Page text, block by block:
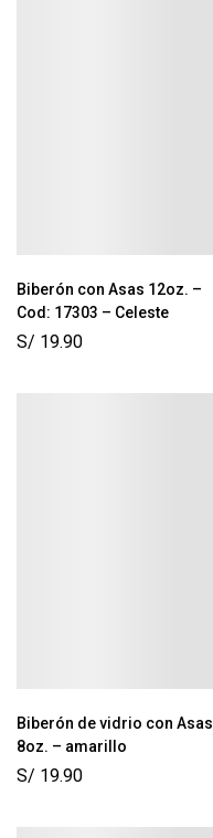
Biberón con Asas 12oz. –
Cod: 17303 – Celeste
S/ 19.90
Biberón de vidrio con Asas
8oz. – amarillo
S/ 19.90